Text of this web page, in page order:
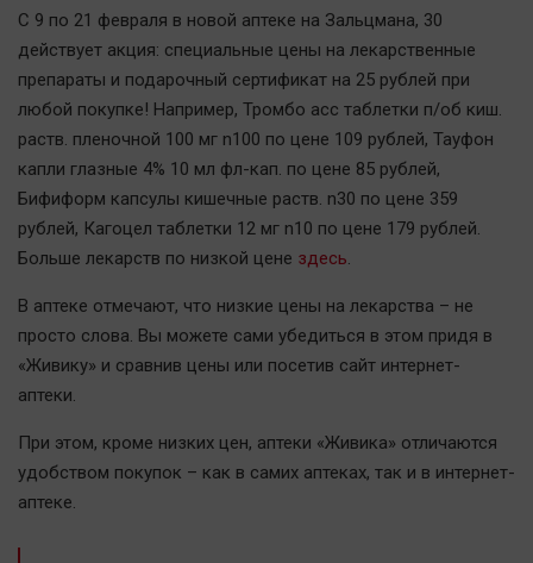
Происшествия
Здоровье
Культура
Спорт
Технологии
Отраслевые темы
Hедвижимость
Образование
Автомобили
XX век: криминальные уроки
Банки
Медиаграмотность
Медицина
С 9 по 21 февраля в новой аптеке на Зальцмана, 30
действует акция: специальные цены на лекарственные
препараты и подарочный сертификат на 25 рублей при
любой покупке! Например, Тромбо асс таблетки п/об киш.
раств. пленочной 100 мг n100 по цене 109 рублей, Тауфон
капли глазные 4% 10 мл фл-кап. по цене 85 рублей,
Бифиформ капсулы кишечные раств. n30 по цене 359
рублей, Кагоцел таблетки 12 мг n10 по цене 179 рублей.
Больше лекарств по низкой цене здесь.
В аптеке отмечают, что низкие цены на лекарства – не
просто слова. Вы можете сами убедиться в этом придя в
«Живику» и сравнив цены или посетив сайт интернет-
аптеки.
При этом, кроме низких цен, аптеки «Живика» отличаются
удобством покупок – как в самих аптеках, так и в интернет-
аптеке.